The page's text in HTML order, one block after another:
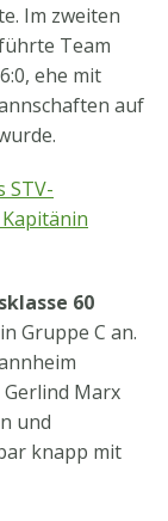
Im zweiten
Team
ehe mit
auf
STV-
60
Gruppe C an.
Marx
und
knapp mit